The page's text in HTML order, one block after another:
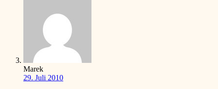
Marek
29. Juli 2010